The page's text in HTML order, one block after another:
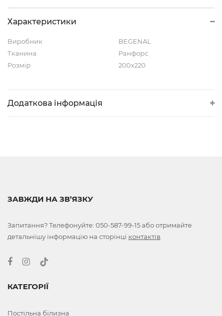
Характеристики
Виробник
BEGENAL
Тканина
Ранфорс
Розмір
200x220
Додаткова інформація
ЗАВЖДИ НА ЗВ’ЯЗКУ
Запитання? Телефонуйте: 050-587-99-15або отримайте
детальнішу інформацію на сторінці контактів
КАТЕГОРІЇ
Постільна білизна